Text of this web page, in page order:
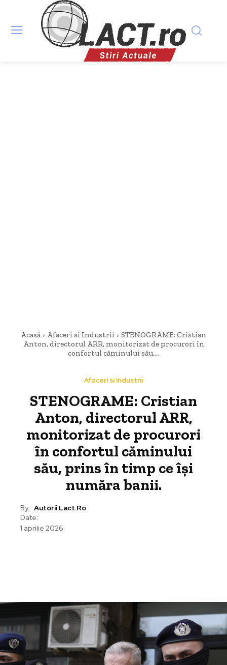
Acasă Afaceri si Industrii
STENOGRAME: Cristian
Anton, directorul ARR, monitorizat de procurori în
confortul căminului său,...
Afaceri si Industrii
STENOGRAME: Cristian
Anton, directorul ARR,
monitorizat de procurori
în confortul căminului
său, prins în timp ce își
număra banii.
By: Autorii Lact.ro
Date:
1 aprilie 2026